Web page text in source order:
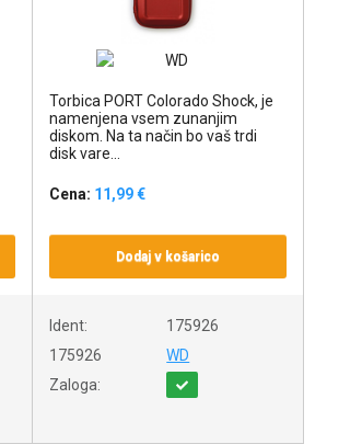
Torbica PORT Colorado Shock, je
namenjena vsem zunanjim
diskom. Na ta način bo vaš trdi
disk vare...
Cena: 11,99 €
Dodaj v košarico
Ident:
175926
175926
WD
Zaloga: